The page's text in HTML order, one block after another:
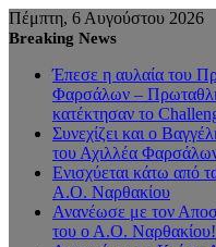
Πέμπτη, 6 Αυγούστου 2026
Breaking News
Έπεσε η αυλαία του
Φαρσάλων –
κατέκτησαν το
Συνεχίζει και ο
του Αχιλλέα
Ενισχύεται κάτω από
Α.Ο. Ναρθακίου
Ανανέωσε με τον
του ο Α.Ο. Ναρθακίου!